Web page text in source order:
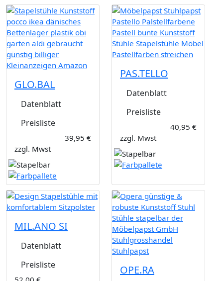
GLO.BAL
Datenblatt
Preisliste
39,95 €
zzgl. Mwst
PAS.TELLO
Datenblatt
Preisliste
40,95 €
zzgl. Mwst
MIL.ANO SI
Datenblatt
Preisliste
OPE.RA